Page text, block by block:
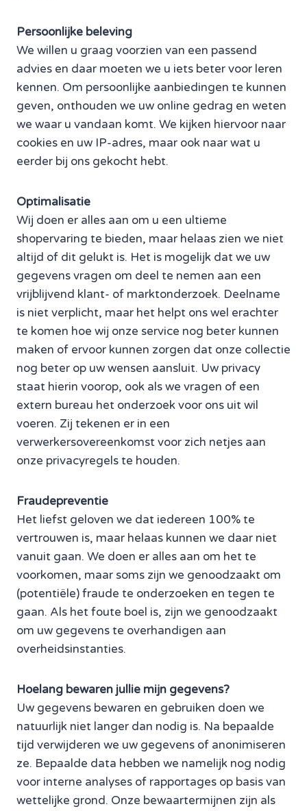
Persoonlijke beleving
We willen u graag voorzien van een passend
advies en daar moeten we u iets beter voor leren
kennen. Om persoonlijke aanbiedingen te kunnen
geven, onthouden we uw online gedrag en weten
we waar u vandaan komt. We kijken hiervoor naar
cookies en uw IP-adres, maar ook naar wat u
eerder bij ons gekocht hebt.
Optimalisatie
Wij doen er alles aan om u een ultieme
shopervaring te bieden, maar helaas zien we niet
altijd of dit gelukt is. Het is mogelijk dat we uw
gegevens vragen om deel te nemen aan een
vrijblijvend klant- of marktonderzoek. Deelname
is niet verplicht, maar het helpt ons wel erachter
te komen hoe wij onze service nog beter kunnen
maken of ervoor kunnen zorgen dat onze collectie
nog beter op uw wensen aansluit. Uw privacy
staat hierin voorop, ook als we vragen of een
extern bureau het onderzoek voor ons uit wil
voeren. Zij tekenen er in een
verwerkersovereenkomst voor zich netjes aan
onze privacyregels te houden.
Fraudepreventie
Het liefst geloven we dat iedereen 100% te
vertrouwen is, maar helaas kunnen we daar niet
vanuit gaan. We doen er alles aan om het te
voorkomen, maar soms zijn we genoodzaakt om
(potentiële) fraude te onderzoeken en tegen te
gaan. Als het foute boel is, zijn we genoodzaakt
om uw gegevens te overhandigen aan
overheidsinstanties.
Hoelang bewaren jullie mijn gegevens?
Uw gegevens bewaren en gebruiken doen we
natuurlijk niet langer dan nodig is. Na bepaalde
tijd verwijderen we uw gegevens of anonimiseren
ze. Bepaalde data hebben we namelijk nog nodig
voor interne analyses of rapportages op basis van
wettelijke grond. Onze bewaartermijnen zijn als